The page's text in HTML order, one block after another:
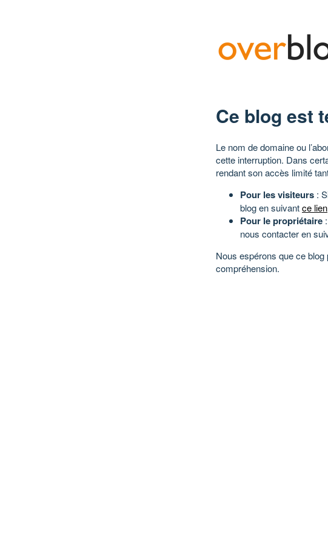
Ce blog est
Le nom de domaine ou
cette interruption. Dans
rendant son accès limité
Pour les visiteurs :
blog en suivantce lien
Pour le propriétaire
nous contacter en
Nous espérons que ce
compréhension.